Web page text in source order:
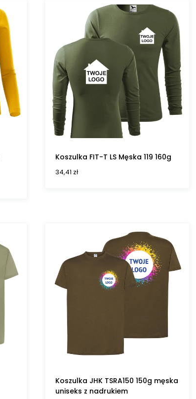
Koszulka FIT-T LS Męska 119 160g
34,41 zł
Koszulka JHK TSRA150 150g męska
uniseks z nadrukiem